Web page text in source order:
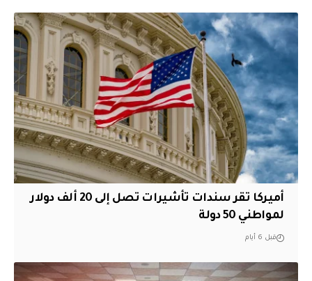
أميركا تقر سندات تأشيرات تصل إلى 20 ألف دولار
لمواطني 50 دولة
قبل 6 أيام